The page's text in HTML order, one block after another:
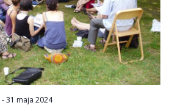
-31 maja 2024